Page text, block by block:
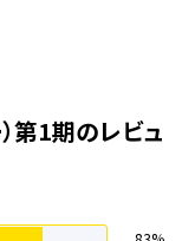
第1期のレビュ